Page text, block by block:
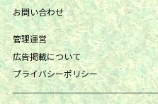
お問い合わせ
管理運営
広告掲載について
プライバシーポリシー